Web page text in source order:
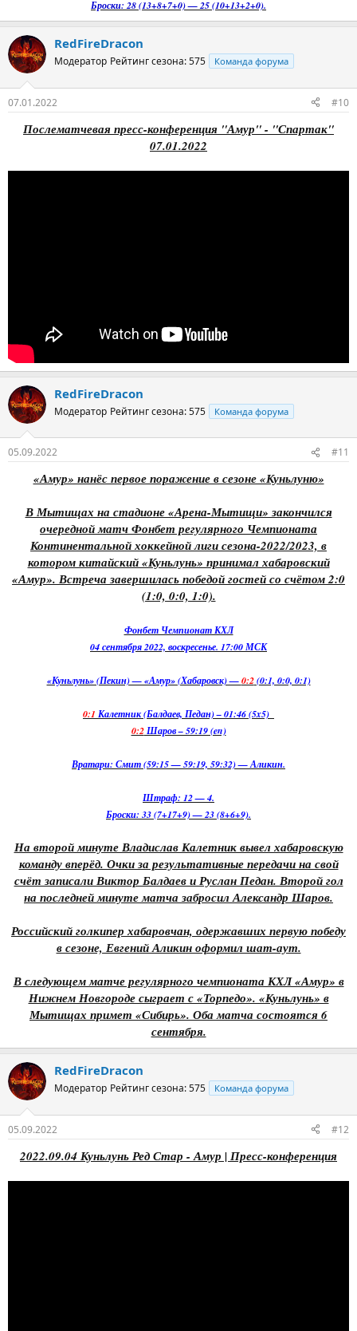
Броски: 28 (13+8+7+0) — 25 (10+13+2+0).
RedFireDracon
Модератор Рейтинг сезона: 575 Команда форума
07.01.2022 #10
Послематчевая пресс-конференция "Амур" - "Спартак"
07.01.2022
RedFireDracon
Модератор Рейтинг сезона: 575 Команда форума
05.09.2022 #11
«Амур» нанёс первое поражение в сезоне «Куньлуню»
В Мытищах на стадионе «Арена-Мытищи» закончился
очередной матч Фонбет регулярного Чемпионата
Континентальной хоккейной лиги сезона-2022/2023, в
котором китайский «Куньлунь» принимал хабаровский
«Амур». Встреча завершилась победой гостей со счётом 2:0
(1:0, 0:0, 1:0).
Фонбет Чемпионат КХЛ
04 сентября 2022, воскресенье. 17:00 МСК
«Куньлунь» (Пекин) — «Амур» (Хабаровск) —0:2(0:1, 0:0, 0:1)
0:1 Калетник (Балдаев, Педан) – 01:46 (5x5)
0:2Шаров – 59:19 (en)
Вратари: Смит (59:15 — 59:19, 59:32) — Аликин.
Штраф: 12 — 4.
Броски: 33 (7+17+9) — 23 (8+6+9).
На второй минуте Владислав Калетник вывел хабаровскую
команду вперёд. Очки за результативные передачи на свой
счёт записали Виктор Балдаев и Руслан Педан. Второй гол
на последней минуте матча забросил Александр Шаров.
Российский голкипер хабаровчан, одержавших первую победу
в сезоне, Евгений Аликин оформил шат-аут.
В следующем матче регулярного чемпионата КХЛ «Амур» в
Нижнем Новгороде сыграет с «Торпедо». «Куньлунь» в
Мытищах примет «Сибирь». Оба матча состоятся 6
сентября.
RedFireDracon
Модератор Рейтинг сезона: 575 Команда форума
05.09.2022 #12
2022.09.04 Куньлунь Ред Стар - Амур | Пресс-конференция